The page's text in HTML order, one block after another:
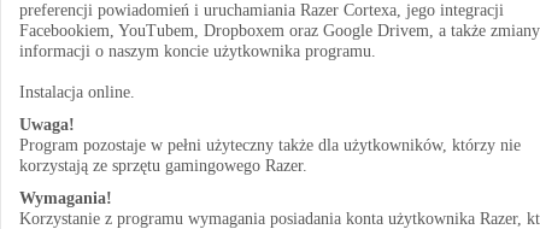
preferencji powiadomień i uruchamiania Razer Cortexa, jego integracji
Facebookiem, YouTubem, Dropboxem oraz Google Drivem, a także zmiany
informacji o naszym koncie użytkownika programu.
Instalacja online.
Uwaga!
Program pozostaje w pełni użyteczny także dla użytkowników, którzy nie
korzystają ze sprzętu gamingowego Razer.
Wymagania!
Korzystanie z programu wymagania posiadania konta użytkownika Razer,